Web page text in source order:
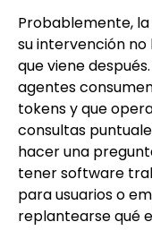
Probablemente,
su intervención no
que viene
agentes
tokens y que
consultas
hacer una
tener software
para usuarios o
replantearse qué